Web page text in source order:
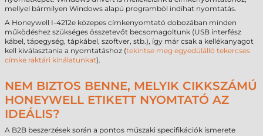
mellyel bármilyen Windows alapú programból indíhat nyomtatás.
A Honeywell I-4212e közepes címkenyomtató dobozában minden
működéshez szükséges összetevőt becsomagoltunk (USB interfész
kábel, tápegység, tápkábel, szoftver, stb.), így már csak a kellékanyagot
kell kiválasztania a nyomtatáshoz (tekintse meg egyedülálló tekercses
címke raktári kínálatunkat).
NEM BIZTOS BENNE, MELYIK CIKKSZÁMÚ
HONEYWELL ETIKETT NYOMTATÓ AZ
IDEÁLIS?
A B2B beszerzések során a pontos műszaki specifikációk ismerete